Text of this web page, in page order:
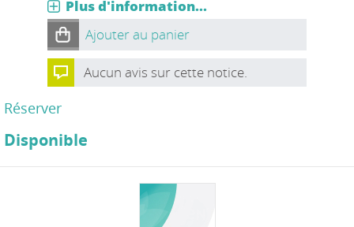
Plus d'information...
Ajouter au panier
Aucun avis sur cette notice.
Réserver
Disponible